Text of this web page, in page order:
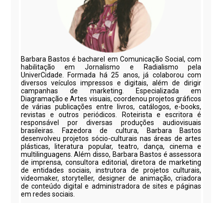
Barbara Bastos é bacharel em Comunicação Social, com
habilitação em Jornalismo e Radialismo pela
UniverCidade. Formada há 25 anos, já colaborou com
diversos veículos impressos e digitais, além de dirigir
campanhas de marketing. Especializada em
Diagramação e Artes visuais, coordenou projetos gráficos
de várias publicações entre livros, catálogos, e-books,
revistas e outros periódicos. Roteirista e escritora é
responsável por diversas produções audiovisuais
brasileiras. Fazedora de cultura, Barbara Bastos
desenvolveu projetos sócio-culturais nas áreas de artes
plásticas, literatura popular, teatro, dança, cinema e
multilinguagens. Além disso, Barbara Bastos é assessora
de imprensa, consultora editorial, diretora de marketing
de entidades sociais, instrutora de projetos culturais,
videomaker, storyteller, designer de animação, criadora
de conteúdo digital e administradora de sites e páginas
em redes sociais.